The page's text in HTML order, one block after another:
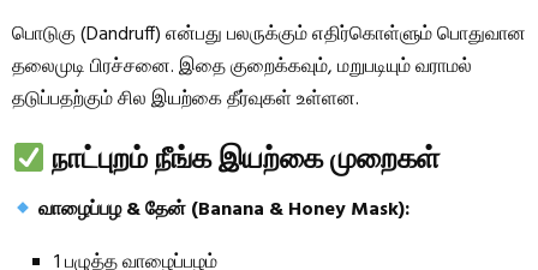
பொடுகு (Dandruff) என்பது பலருக்கும் எதிர்கொள்ளும் பொதுவான
தலைமுடி பிரச்சனை. இதை குறைக்கவும், மறுபடியும் வராமல்
தடுப்பதற்கும் சில இயற்கை தீர்வுகள் உள்ளன.
நாட்புறம் நீங்க இயற்கை முறைகள்
வாழைப்பழ & தேன் (Banana & Honey Mask):
1 பழுத்த வாழைப்பழம்